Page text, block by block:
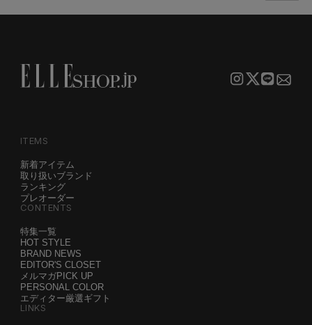
ITEMS
新着アイテム
取り扱いブランド
ランキング
プレオーダー
CONTENTS
特集一覧
HOT STYLE
BRAND NEWS
EDITOR'S CLOSET
メルマガPICK UP
PERSONAL COLOR
エディター厳選ギフト
LINKS